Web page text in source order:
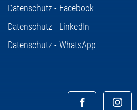
Datenschutz - Facebook
Datenschutz - LinkedIn
Datenschutz - WhatsApp